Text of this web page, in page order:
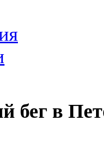
бег в